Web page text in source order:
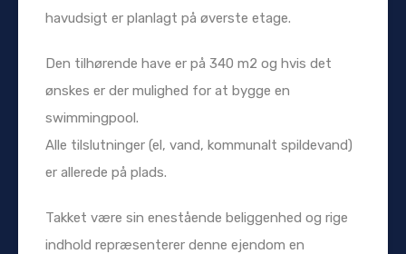
havudsigt er planlagt på øverste etage.
Den tilhørende have er på 340 m2 og hvis det
ønskes er der mulighed for at bygge en
swimmingpool.
Alle tilslutninger (el, vand, kommunalt spildevand)
er allerede på plads.
Takket være sin enestående beliggenhed og rige
indhold repræsenterer denne ejendom en